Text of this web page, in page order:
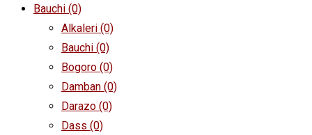
Bauchi (0)
Alkaleri (0)
Bauchi (0)
Bogoro (0)
Damban (0)
Darazo (0)
Dass (0)